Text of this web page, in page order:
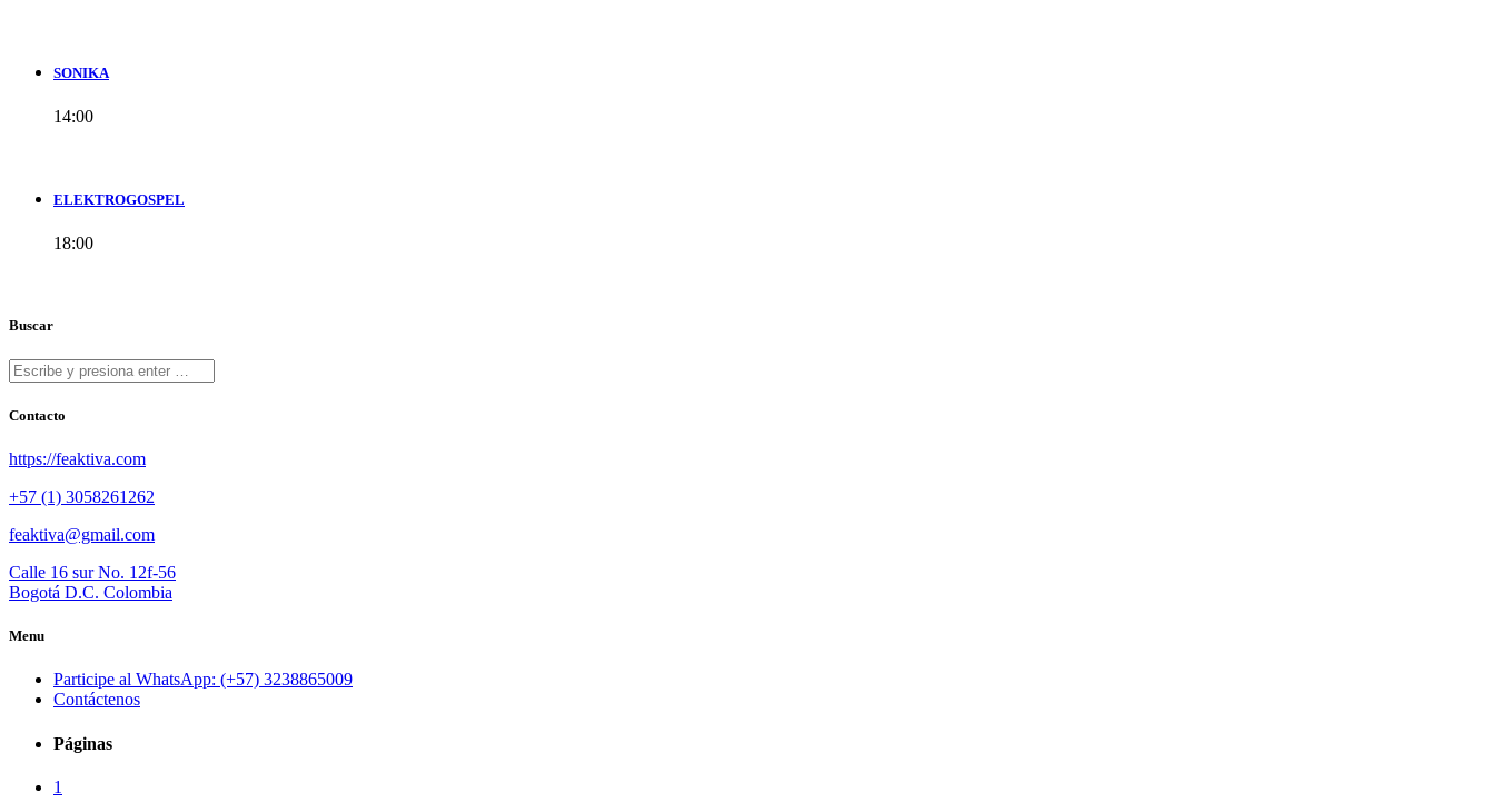
SONIKA
14:00
ELEKTROGOSPEL
18:00
Buscar
Contacto
https://feaktiva.com
+57 (1) 3058261262
feaktiva@gmail.com
Calle 16 sur No. 12f-56
Bogotá D.C. Colombia
Menu
Participe al WhatsApp: (+57) 3238865009
Contáctenos
Páginas
1